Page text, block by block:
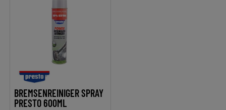
BREMSENREINIGER SPRAY
PRESTO 600ML